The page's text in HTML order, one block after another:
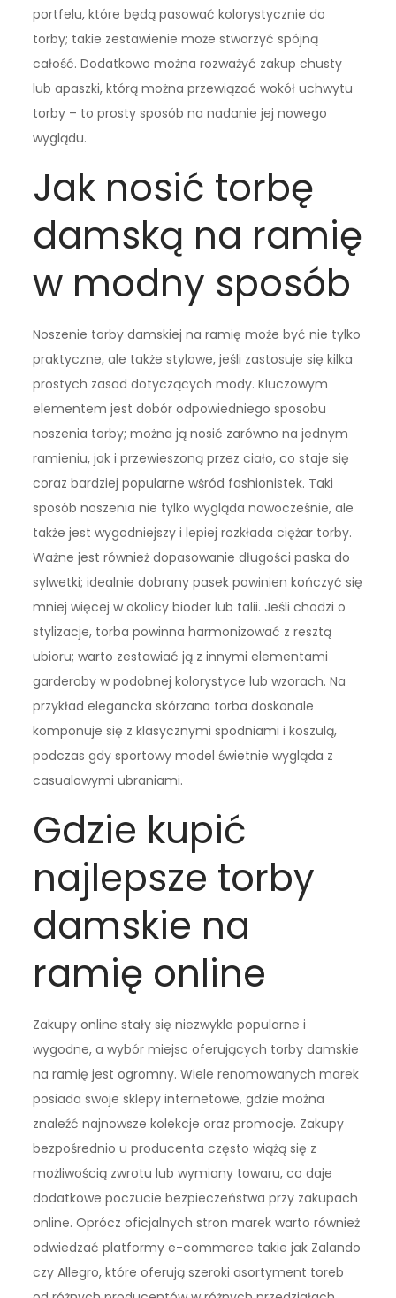
portfelu, które będą pasować kolorystycznie do
torby; takie zestawienie może stworzyć spójną
całość. Dodatkowo można rozważyć zakup chusty
lub apaszki, którą można przewiązać wokół uchwytu
torby – to prosty sposób na nadanie jej nowego
wyglądu.
Jak nosić torbę
damską na ramię
w modny sposób
Noszenie torby damskiej na ramię może być nie tylko
praktyczne, ale także stylowe, jeśli zastosuje się kilka
prostych zasad dotyczących mody. Kluczowym
elementem jest dobór odpowiedniego sposobu
noszenia torby; można ją nosić zarówno na jednym
ramieniu, jak i przewieszoną przez ciało, co staje się
coraz bardziej popularne wśród fashionistek. Taki
sposób noszenia nie tylko wygląda nowocześnie, ale
także jest wygodniejszy i lepiej rozkłada ciężar torby.
Ważne jest również dopasowanie długości paska do
sylwetki; idealnie dobrany pasek powinien kończyć się
mniej więcej w okolicy bioder lub talii. Jeśli chodzi o
stylizacje, torba powinna harmonizować z resztą
ubioru; warto zestawiać ją z innymi elementami
garderoby w podobnej kolorystyce lub wzorach. Na
przykład elegancka skórzana torba doskonale
komponuje się z klasycznymi spodniami i koszulą,
podczas gdy sportowy model świetnie wygląda z
casualowymi ubraniami.
Gdzie kupić
najlepsze torby
damskie na
ramię online
Zakupy online stały się niezwykle popularne i
wygodne, a wybór miejsc oferujących torby damskie
na ramię jest ogromny. Wiele renomowanych marek
posiada swoje sklepy internetowe, gdzie można
znaleźć najnowsze kolekcje oraz promocje. Zakupy
bezpośrednio u producenta często wiążą się z
możliwością zwrotu lub wymiany towaru, co daje
dodatkowe poczucie bezpieczeństwa przy zakupach
online. Oprócz oficjalnych stron marek warto również
odwiedzać platformy e-commerce takie jak Zalando
czy Allegro, które oferują szeroki asortyment toreb